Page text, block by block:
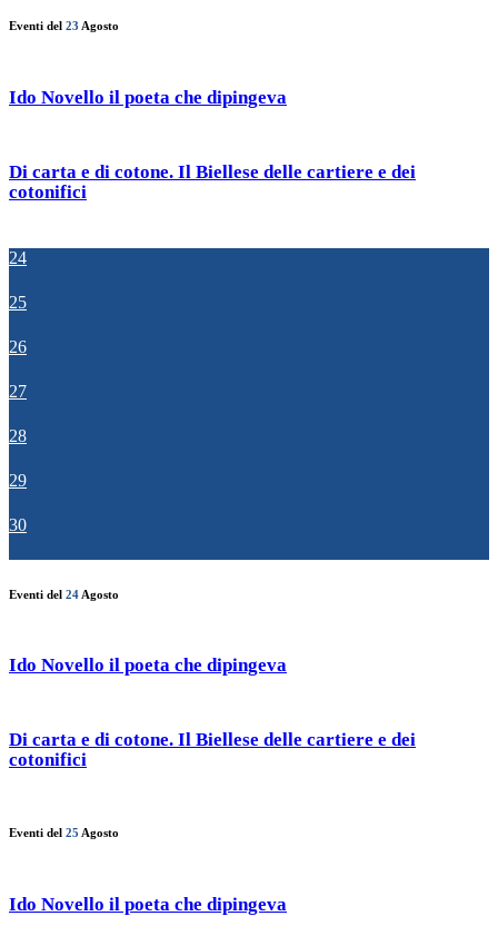
Eventi del 23 Agosto
Ido Novello il poeta che dipingeva
Di carta e di cotone. Il Biellese delle cartiere e dei
cotonifici
24
25
26
27
28
29
30
Eventi del 24 Agosto
Ido Novello il poeta che dipingeva
Di carta e di cotone. Il Biellese delle cartiere e dei
cotonifici
Eventi del 25 Agosto
Ido Novello il poeta che dipingeva